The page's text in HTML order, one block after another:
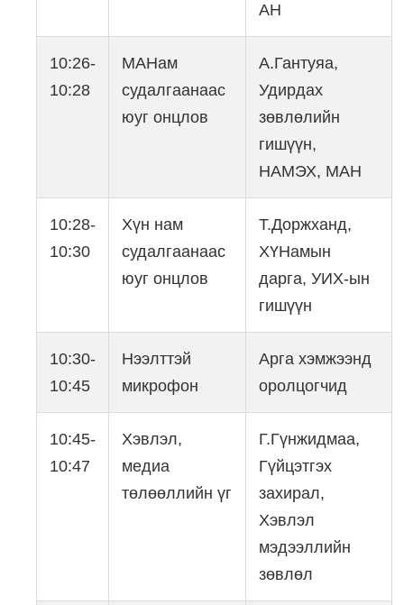
АН
10:26-
10:28
МАНам
судалгаанаас
юуг онцлов
А.Гантуяа,
Удирдах
зөвлөлийн
гишүүн,
НАМЭХ, МАН
10:28-
10:30
Хүн нам
судалгаанаас
юуг онцлов
Т.Доржханд,
ХҮНамын
дарга, УИХ-ын
гишүүн
10:30-
10:45
Нээлттэй
микрофон
Арга хэмжээнд
оролцогчид
10:45-
10:47
Хэвлэл,
медиа
төлөөллийн үг
Г.Гүнжидмаа,
Гүйцэтгэх
захирал,
Хэвлэл
мэдээллийн
зөвлөл